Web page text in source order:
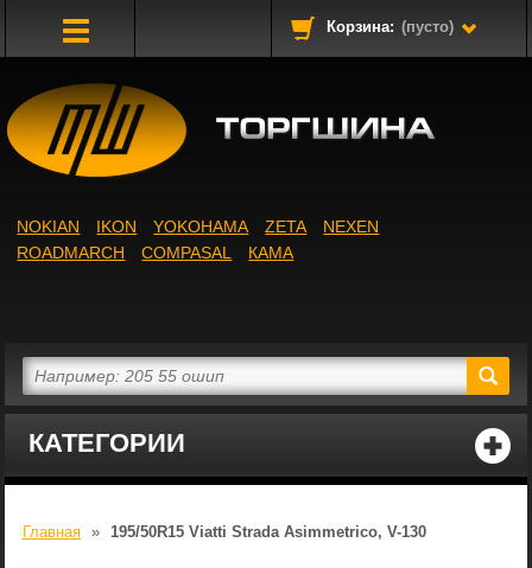
Корзина: (пусто)
КАТЕГОРИИ
NOKIAN IKON YOKOHAMA ZETA
NEXEN
ROADMARCH
COMPASAL КАМА
Главная » 195/50R15 Viatti Strada Asimmetrico, V-130